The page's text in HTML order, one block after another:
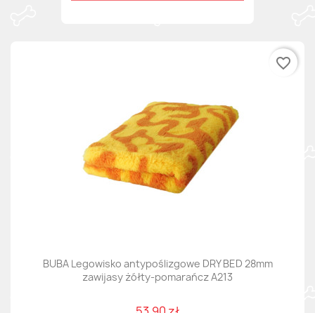
BUBA Legowisko antypoślizgowe DRY BED 28mm
zawijasy żółty-pomarańcz A213
favorite_border